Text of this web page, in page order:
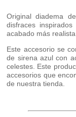
Original diadema
disfraces
acabado más
Este accesorio se
de sirena azul con
celestes. Este
accesorios que
de nuestra tienda.